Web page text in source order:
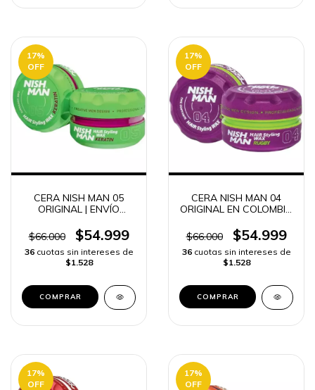
17%
OFF
CERA NISH MAN 05
ORIGINAL | ENVÍO
$66.000
$54.999
36 cuotas sin intereses de
$1.528
17%
OFF
CERA NISH MAN 04
ORIGINAL EN COLOMBIA
PROFESIONAL | ENVÍO
RÁPIDO
$66.000 $54.999
36 cuotas sin intereses de
$1.528
17%
OFF
17%
OFF